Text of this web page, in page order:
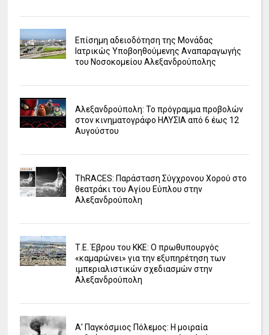
Επίσημη αδειοδότηση της Μονάδας
Ιατρικώς Υποβοηθούμενης Αναπαραγωγής
του Νοσοκομείου Αλεξανδρούπολης
Αλεξανδρούπολη: Το πρόγραμμα προβολών
στον κινηματογράφο ΗΛΥΣΙΑ από 6 έως 12
Αυγούστου
ΤhRACES: Παράσταση Σύγχρονου Χορού στο
θεατράκι του Αγίου Εύπλου στην
Αλεξανδρούπολη
Τ.Ε. Έβρου του ΚΚΕ: Ο πρωθυπουργός
«καμαρώνει» για την εξυπηρέτηση των
ιμπεριαλιστικών σχεδιασμών στην
Αλεξανδρούπολη
Α' Παγκόσμιος Πόλεμος: Η μοιραία